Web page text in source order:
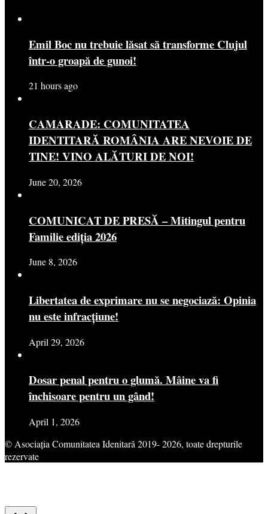
Emil Boc nu trebuie lăsat să transforme Clujul
într-o groapă de gunoi!
21 hours ago
CAMARADE: COMUNITATEA
IDENTITARĂ ROMÂNIA ARE NEVOIE DE
TINE! VINO ALĂTURI DE NOI!
June 20, 2026
COMUNICAT DE PRESĂ – Mitingul pentru
Familie ediția 2026
June 8, 2026
Libertatea de exprimare nu se negociază: Opinia
nu este infracțiune!
April 29, 2026
Dosar penal pentru o glumă. Mâine va fi
închisoare pentru un gând!
April 1, 2026
© Asociația Comunitatea Idenitară 2019- 2026, toate drepturile
rezervate